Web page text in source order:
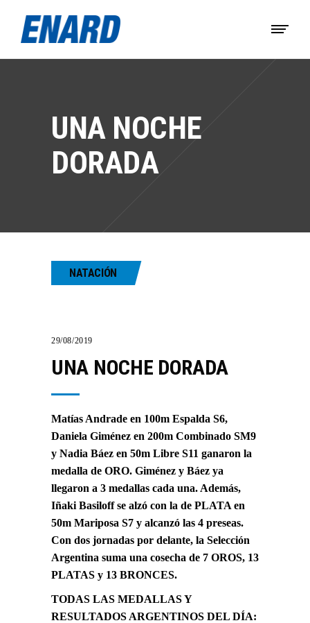
UNA NOCHE
DORADA
NATACIÓN
29/08/2019
UNA NOCHE DORADA
Matías Andrade en 100m Espalda S6,
Daniela Giménez en 200m Combinado SM9
y Nadia Báez en 50m Libre S11 ganaron la
medalla de ORO. Giménez y Báez ya
llegaron a 3 medallas cada una. Además,
Iñaki Basiloff se alzó con la de PLATA en
50m Mariposa S7 y alcanzó las 4 preseas.
Con dos jornadas por delante, la Selección
Argentina suma una cosecha de 7 OROS, 13
PLATAS y 13 BRONCES.
TODAS LAS MEDALLAS Y
RESULTADOS ARGENTINOS DEL DÍA: